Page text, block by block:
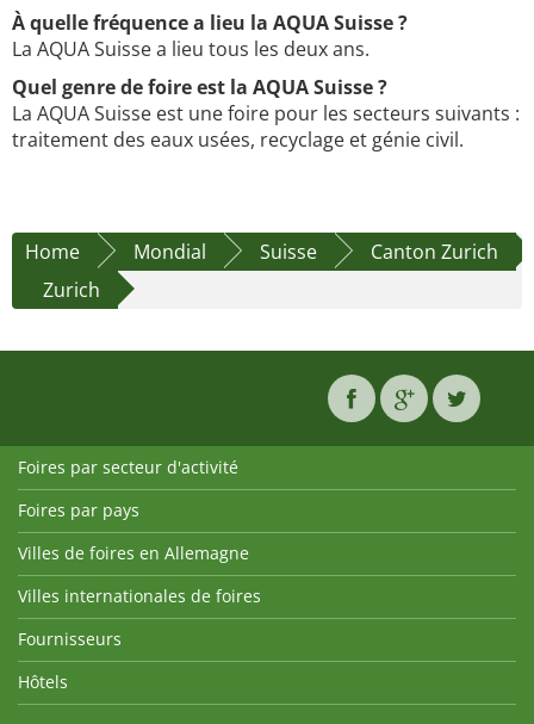
À quelle fréquence a lieu la AQUA Suisse ?
La AQUA Suisse a lieu tous les deux ans.
Quel genre de foire est la AQUA Suisse ?
La AQUA Suisse est une foire pour les secteurs suivants :
traitement des eaux usées, recyclage et génie civil.
Home Mondial Suisse
Canton Zurich
Zurich
Foires par secteur d'activité
Foires par pays
Villes de foires en Allemagne
Villes internationales de foires
Fournisseurs
Hôtels